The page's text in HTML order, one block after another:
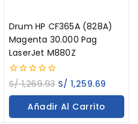
Drum HP CF365A (828A)
Magenta 30.000 Pag
LaserJet M880Z
0
out
of
S/1,269.93 S/ 1,259.69
Añadir Al Carrito